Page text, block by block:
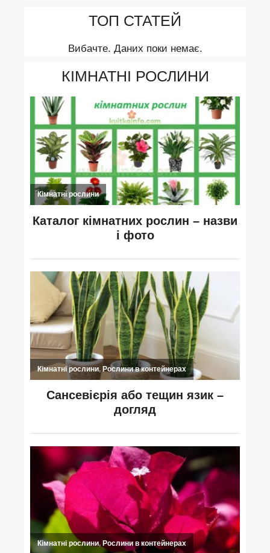
ТОП СТАТЕЙ
Вибачте. Даних поки немає.
КІМНАТНІ РОСЛИНИ